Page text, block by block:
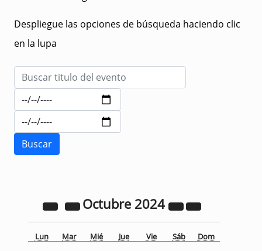
Despliegue las opciones de búsqueda haciendo clic
en la lupa
Octubre 2024
Lun Mar Mié Jue Vie Sáb Dom